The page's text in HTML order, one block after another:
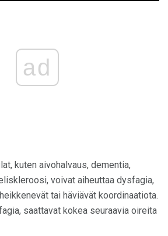
ad
kuten aivohalvaus, dementia,
voivat aiheuttaa dysfagia,
tai häviävät koordinaatiota.
saattavat kokea seuraavia oireita